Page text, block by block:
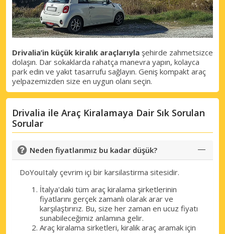
Drivalia’in küçük kiralık araçlarıyla şehirde zahmetsizce
dolaşın. Dar sokaklarda rahatça manevra yapın, kolayca
park edin ve yakıt tasarrufu sağlayın. Geniş kompakt araç
yelpazemizden size en uygun olanı seçin.
Drivalia ile Araç Kiralamaya Dair Sık Sorulan
Sorular
Neden fiyatlarımız bu kadar düşük?
DoYouItaly çevrim içi bir karsilastirma sitesidir.
İtalya'daki tüm araç kiralama şirketlerinin
fiyatlarını gerçek zamanlı olarak arar ve
karşılaştırırız. Bu, size her zaman en ucuz fiyatı
sunabileceğimiz anlamına gelir.
Araç kiralama sirketleri, kiralik araç aramak için